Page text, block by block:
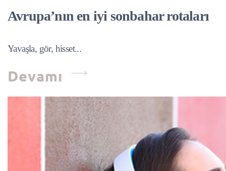
Avrupa’nın en iyi sonbahar rotaları
Yavaşla, gör, hisset...
Devamı